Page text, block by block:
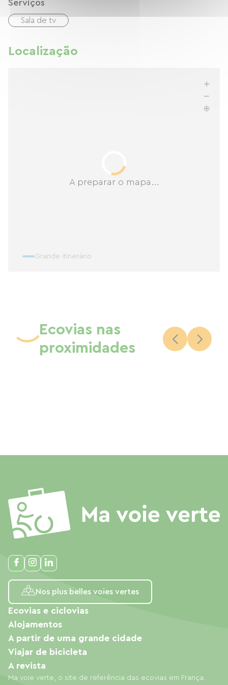
Serviços
Sala de tv
Localização
A preparar o mapa...
Grande itinerário
Ecovias nas
proximidades
Nos plus belles voies vertes
Ma voie verte, o site de referência das ecovias em França.
Ecovias e ciclovias
Alojamentos
A partir de uma grande cidade
Viajar de bicicleta
A revista